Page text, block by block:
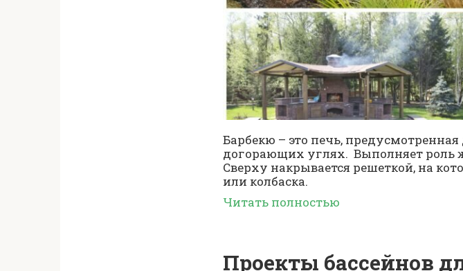
Барбекю – это печь,
догорающих углях. Выполняет роль
Сверху накрывается решеткой, на
или колбаска.
Читать полностью
Проекты бассейнов